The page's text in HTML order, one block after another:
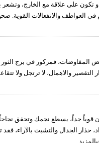
او تكون على علاقة مع الخارج،
العواطف والانفعالات القوية.
المفاوضات، فمركور في برج
والاهمال، لا ترتجل ولا
قوياً جداً، يسطع نجمك وتحقق
الجدال والتشبث بالآراء، فقد